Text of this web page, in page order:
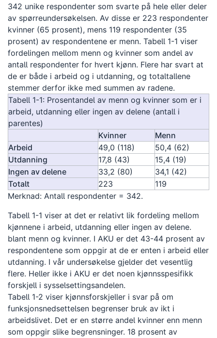
342 unike respondenter som svarte på hele eller deler
av spørreundersøkelsen. Av disse er 223 respondenter
kvinner (65 prosent), mens 119 respondenter (35
prosent) av respondentene er menn. Tabell 1-1 viser
fordelingen mellom menn og kvinner som andel av
antall respondenter for hvert kjønn. Flere har svart at
de er både i arbeid og i utdanning, og totaltallene
stemmer derfor ikke med summen av radene.
Tabell 1-1: Prosentandel av menn og kvinner som er i
arbeid, utdanning eller ingen av delene (antall i
parentes)
Kvinner
Menn
Arbeid
49,0 (118)
50,4 (62)
Utdanning
17,8 (43)
15,4 (19)
Ingen av delene
33,2 (80)
34,1 (42)
Totalt
223
119
Merknad: Antall respondenter = 342.
Tabell 1-1 viser at det er relativt lik fordeling mellom
kjønnene i arbeid, utdanning eller ingen av delene.
blant menn og kvinner. I AKU er det 43-44 prosent av
respondentene som oppgir at de er enten i arbeid eller
utdanning. I vår undersøkelse gjelder det vesentlig
flere. Heller ikke i AKU er det noen kjønnsspesifikk
forskjell i sysselsettingsandelen.
Tabell 1-2 viser kjønnsforskjeller i svar på om
funksjonsnedsettelsen begrenser bruk av ikt i
arbeidslivet. Det er en større andel kvinner enn menn
som oppgir slike begrensninger. 18 prosent av